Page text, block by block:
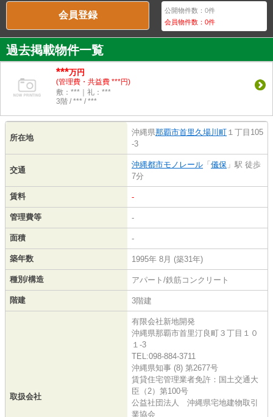
会員登録 公開物件数：0件
会員物件数：0件
過去掲載物件一覧
***万円
(管理費・共益費 ***円)
敷：***｜礼：***
3階 / *** / ***
所在地
沖縄県那覇市首里久場川町 １丁目105
-3
交通
沖縄都市モノレール 「 儀保 」駅 徒歩
7分
賃料 -
管理費等 -
面積 -
築年数 1995年 8月 (築31年)
種別/構造 アパート/鉄筋コンクリート
階建 3階建
取扱会社
有限会社新地開発
沖縄県那覇市首里汀良町３丁目１０
１-3
TEL:098-884-3711
沖縄県知事 (8) 第2677号
賃貸住宅管理業者免許：国土交通大
臣（2）第100号
公益社団法人 沖縄県宅地建物取引
業協会